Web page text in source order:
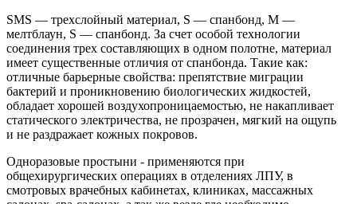
SMS — трехслойный материал, S — спанбонд, M —
мелтблаун, S — спанбонд. За счет особой технологии
соединения трех составляющих в одном полотне, материал
имеет существенные отличия от спанбонда. Такие как:
отличные барьерные свойства: препятствие миграции
бактерий и проникновению биологических жидкостей,
обладает хорошей воздухопроницаемостью, не накапливает
статического электричества, не прозрачен, мягкий на ощупь
и не раздражает кожных покровов.
Одноразовые простыни - применяются при
общехирургических операциях в отделениях ЛПУ, в
смотровых врачебных кабинетах, клиниках, массажных